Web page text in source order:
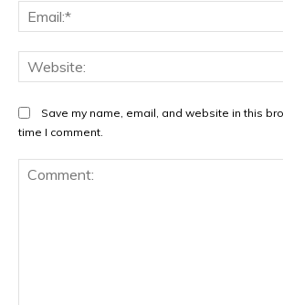
Save my name, email, and website in this
time I comment.